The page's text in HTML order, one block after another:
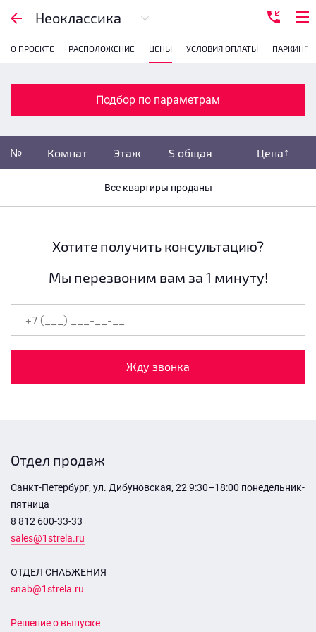
Неоклассика
О ПРОЕКТЕ РАСПОЛОЖЕНИЕ ЦЕНЫ УСЛОВИЯ ОПЛАТЫ ПАРКИНГ
Подбор по параметрам
№ Комнат Этаж S общая Цена
Все квартиры проданы
Подбор по параметрам
1
Убрать переуступки
S общая не указана
все этажи
Хотите получить консультацию?
Мы перезвоним вам за 1 минуту!
Жду звонка
Отдел продаж
Санкт-Петербург, ул. Дибуновская, 22 9:30–18:00 понедельник-
пятница
8 812 600-33-33
sales@1strela.ru
ОТДЕЛ СНАБЖЕНИЯ
snab@1strela.ru
Решение о выпуске